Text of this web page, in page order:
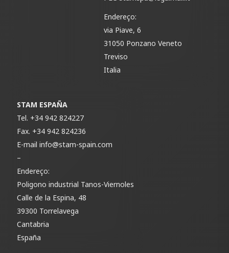
Endereço:
via Piave, 6
31050 Ponzano Veneto
Treviso
Italia
STAM ESPAÑA
Tel. +34 942 824227
Fax. +34 942 824236
E-mailinfo@stam-spain.com
–
Endereço:
Poligono industrial Tanos-Viernoles
Calle de la Espina, 48
39300 Torrelavega
Cantabria
España